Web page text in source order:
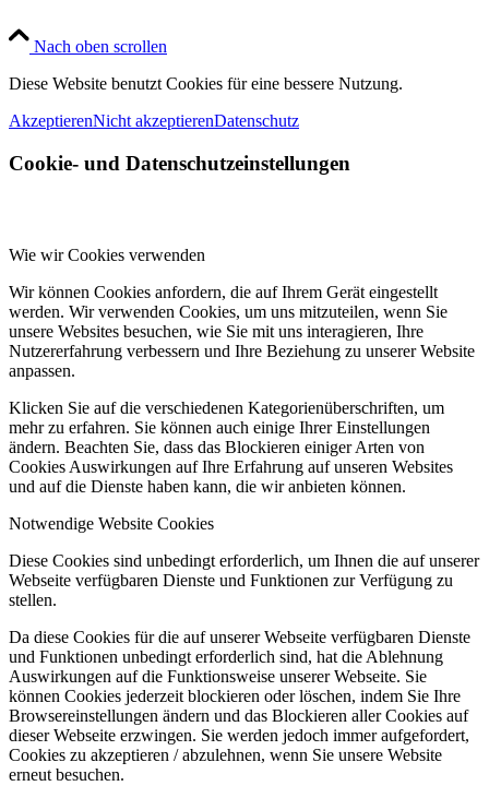
Nach oben scrollen
Diese Website benutzt Cookies für eine bessere Nutzung.
AkzeptierenNicht akzeptierenDatenschutz
Cookie- und Datenschutzeinstellungen
Wie wir Cookies verwenden
Wir können Cookies anfordern, die auf Ihrem Gerät eingestellt
werden. Wir verwenden Cookies, um uns mitzuteilen, wenn Sie
unsere Websites besuchen, wie Sie mit uns interagieren, Ihre
Nutzererfahrung verbessern und Ihre Beziehung zu unserer Website
anpassen.
Klicken Sie auf die verschiedenen Kategorienüberschriften, um
mehr zu erfahren. Sie können auch einige Ihrer Einstellungen
ändern. Beachten Sie, dass das Blockieren einiger Arten von
Cookies Auswirkungen auf Ihre Erfahrung auf unseren Websites
und auf die Dienste haben kann, die wir anbieten können.
Notwendige Website Cookies
Diese Cookies sind unbedingt erforderlich, um Ihnen die auf unserer
Webseite verfügbaren Dienste und Funktionen zur Verfügung zu
stellen.
Da diese Cookies für die auf unserer Webseite verfügbaren Dienste
und Funktionen unbedingt erforderlich sind, hat die Ablehnung
Auswirkungen auf die Funktionsweise unserer Webseite. Sie
können Cookies jederzeit blockieren oder löschen, indem Sie Ihre
Browsereinstellungen ändern und das Blockieren aller Cookies auf
dieser Webseite erzwingen. Sie werden jedoch immer aufgefordert,
Cookies zu akzeptieren / abzulehnen, wenn Sie unsere Website
erneut besuchen.